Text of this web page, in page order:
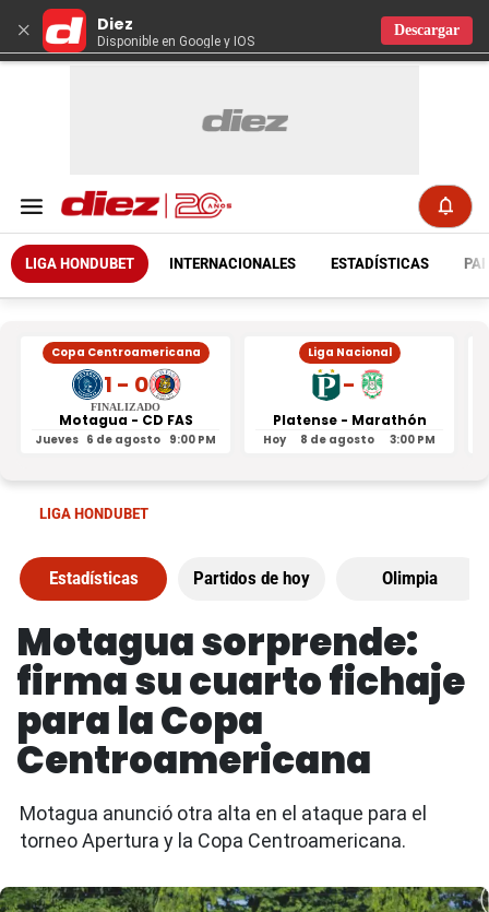
× Diez
Disponible en Google y IOS
Descargar
LIGA HONDUBET INTERNACIONALES ESTADÍSTICAS
Copa Centroamericana
1 - 0
FINALIZADO
Motagua - CD FAS
Jueves 6 de agosto 9:00 PM
Liga Nacional
-
Platense - Marathón
Hoy 8 de agosto 3:00 PM
LIGA HONDUBET
Estadísticas Partidos de hoy Olimpia
Motagua sorprende:
firma su cuarto fichaje
para la Copa
Centroamericana
Motagua anunció otra alta en el ataque para el
torneo Apertura y la Copa Centroamericana.